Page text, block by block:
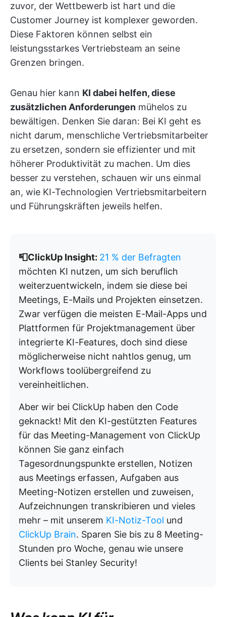
zuvor, der Wettbewerb ist hart und die
Customer Journey ist komplexer geworden.
Diese Faktoren können selbst ein
leistungsstarkes Vertriebsteam an seine
Grenzen bringen.
Genau hier kann KI dabei helfen, diese
zusätzlichen Anforderungen mühelos zu
bewältigen. Denken Sie daran: Bei KI geht es
nicht darum, menschliche Vertriebsmitarbeiter
zu ersetzen, sondern sie effizienter und mit
höherer Produktivität zu machen. Um dies
besser zu verstehen, schauen wir uns einmal
an, wie KI-Technologien Vertriebsmitarbeitern
und Führungskräften jeweils helfen.
📮ClickUp Insight: 21 % der Befragten
möchten KI nutzen, um sich beruflich
weiterzuentwickeln, indem sie diese bei
Meetings, E-Mails und Projekten einsetzen.
Zwar verfügen die meisten E-Mail-Apps und
Plattformen für Projektmanagement über
integrierte KI-Features, doch sind diese
möglicherweise nicht nahtlos genug, um
Workflows toolübergreifend zu
vereinheitlichen.
Aber wir bei ClickUp haben den Code
geknackt! Mit den KI-gestützten Features
für das Meeting-Management von ClickUp
können Sie ganz einfach
Tagesordnungspunkte erstellen, Notizen
aus Meetings erfassen, Aufgaben aus
Meeting-Notizen erstellen und zuweisen,
Aufzeichnungen transkribieren und vieles
mehr – mit unserem KI-Notiz-Tool und
ClickUp Brain. Sparen Sie bis zu 8 Meeting-
Stunden pro Woche, genau wie unsere
Clients bei Stanley Security!